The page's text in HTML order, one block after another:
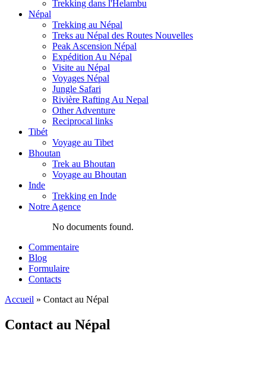
Trekking dans l'Helambu
Népal
Trekking au Népal
Treks au Népal des Routes Nouvelles
Peak Ascension Népal
Expédition Au Népal
Visite au Népal
Voyages Népal
Jungle Safari
Rivière Rafting Au Nepal
Other Adventure
Reciprocal links
Tibét
Voyage au Tibet
Bhoutan
Trek au Bhoutan
Voyage au Bhoutan
Inde
Trekking en Inde
Notre Agence
No documents found.
Commentaire
Blog
Formulaire
Contacts
Accueil » Contact au Népal
Contact au Népal